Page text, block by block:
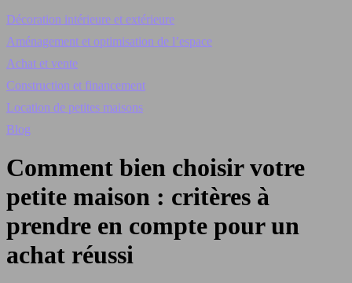
Décoration intérieure et extérieure
Aménagement et optimisation de l’espace
Achat et vente
Construction et financement
Location de petites maisons
Blog
Comment bien choisir votre
petite maison : critères à
prendre en compte pour un
achat réussi